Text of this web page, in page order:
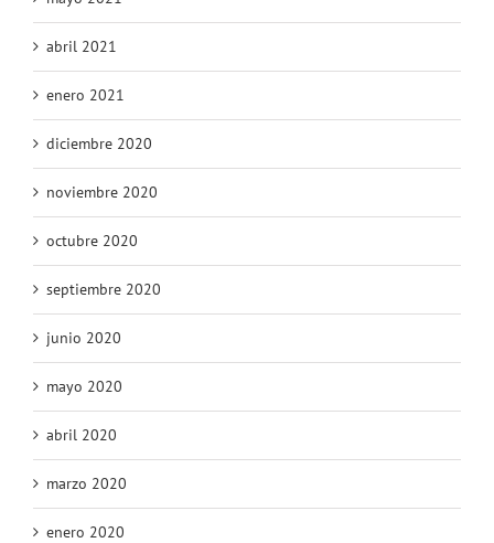
abril 2021
enero 2021
diciembre 2020
noviembre 2020
octubre 2020
septiembre 2020
junio 2020
mayo 2020
abril 2020
marzo 2020
enero 2020